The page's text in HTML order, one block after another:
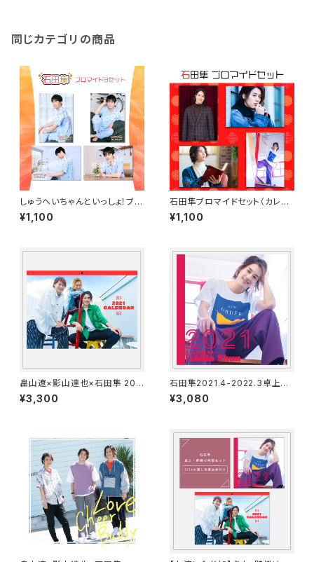
同じカテゴリの商品
しゅうへいちゃんといっしょ！ブロ
マイドB（石田隼）
¥1,100
石田隼ブロマイドセット（カレン
ダーアザーカット版）
¥1,100
畠山遼×影山達也×石田隼 202
1.4-2022.3壁掛けカレンダー
¥3,300
石田隼2021.4-2022.3卓上カ
レンダー
¥3,080